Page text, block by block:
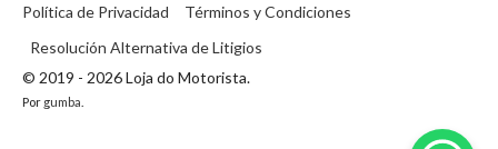
© 2019 - 2026 Loja do Motorista.
Por gumba
Política de Privacidad
Términos y Condiciones
Resolución Alternativa de Litigios